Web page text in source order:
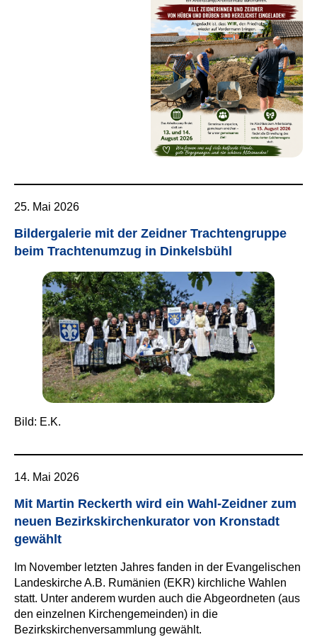
25. Mai 2026
Bildergalerie mit der Zeidner Trachtengruppe
beim Trachtenumzug in Dinkelsbühl
Bild: E.K.
14. Mai 2026
Mit Martin Reckerth wird ein Wahl-Zeidner zum
neuen Bezirkskirchenkurator von Kronstadt
gewählt
Im November letzten Jahres fanden in der Evangelischen
Landeskirche A.B. Rumänien (EKR) kirchliche Wahlen
statt. Unter anderem wurden auch die Abgeordneten (aus
den einzelnen Kirchengemeinden) in die
Bezirkskirchenversammlung gewählt.